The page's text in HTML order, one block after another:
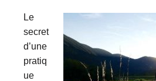
Le
secret
d’une
pratiq
ue